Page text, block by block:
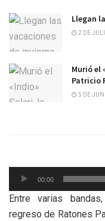
Llegan
2 DE
Murió el
Patricio
5 DE
Reproductor
de
audio
00:00
Entre varias
regreso de Ratones